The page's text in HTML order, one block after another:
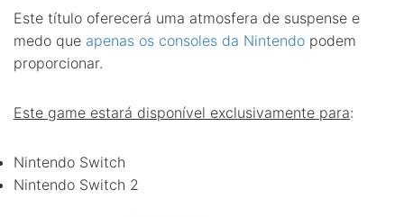
Este título oferecerá uma atmosfera de suspense e
medo que apenas os consoles da Nintendo podem
proporcionar.
Este game estará disponível exclusivamente para:
Nintendo Switch
Nintendo Switch 2